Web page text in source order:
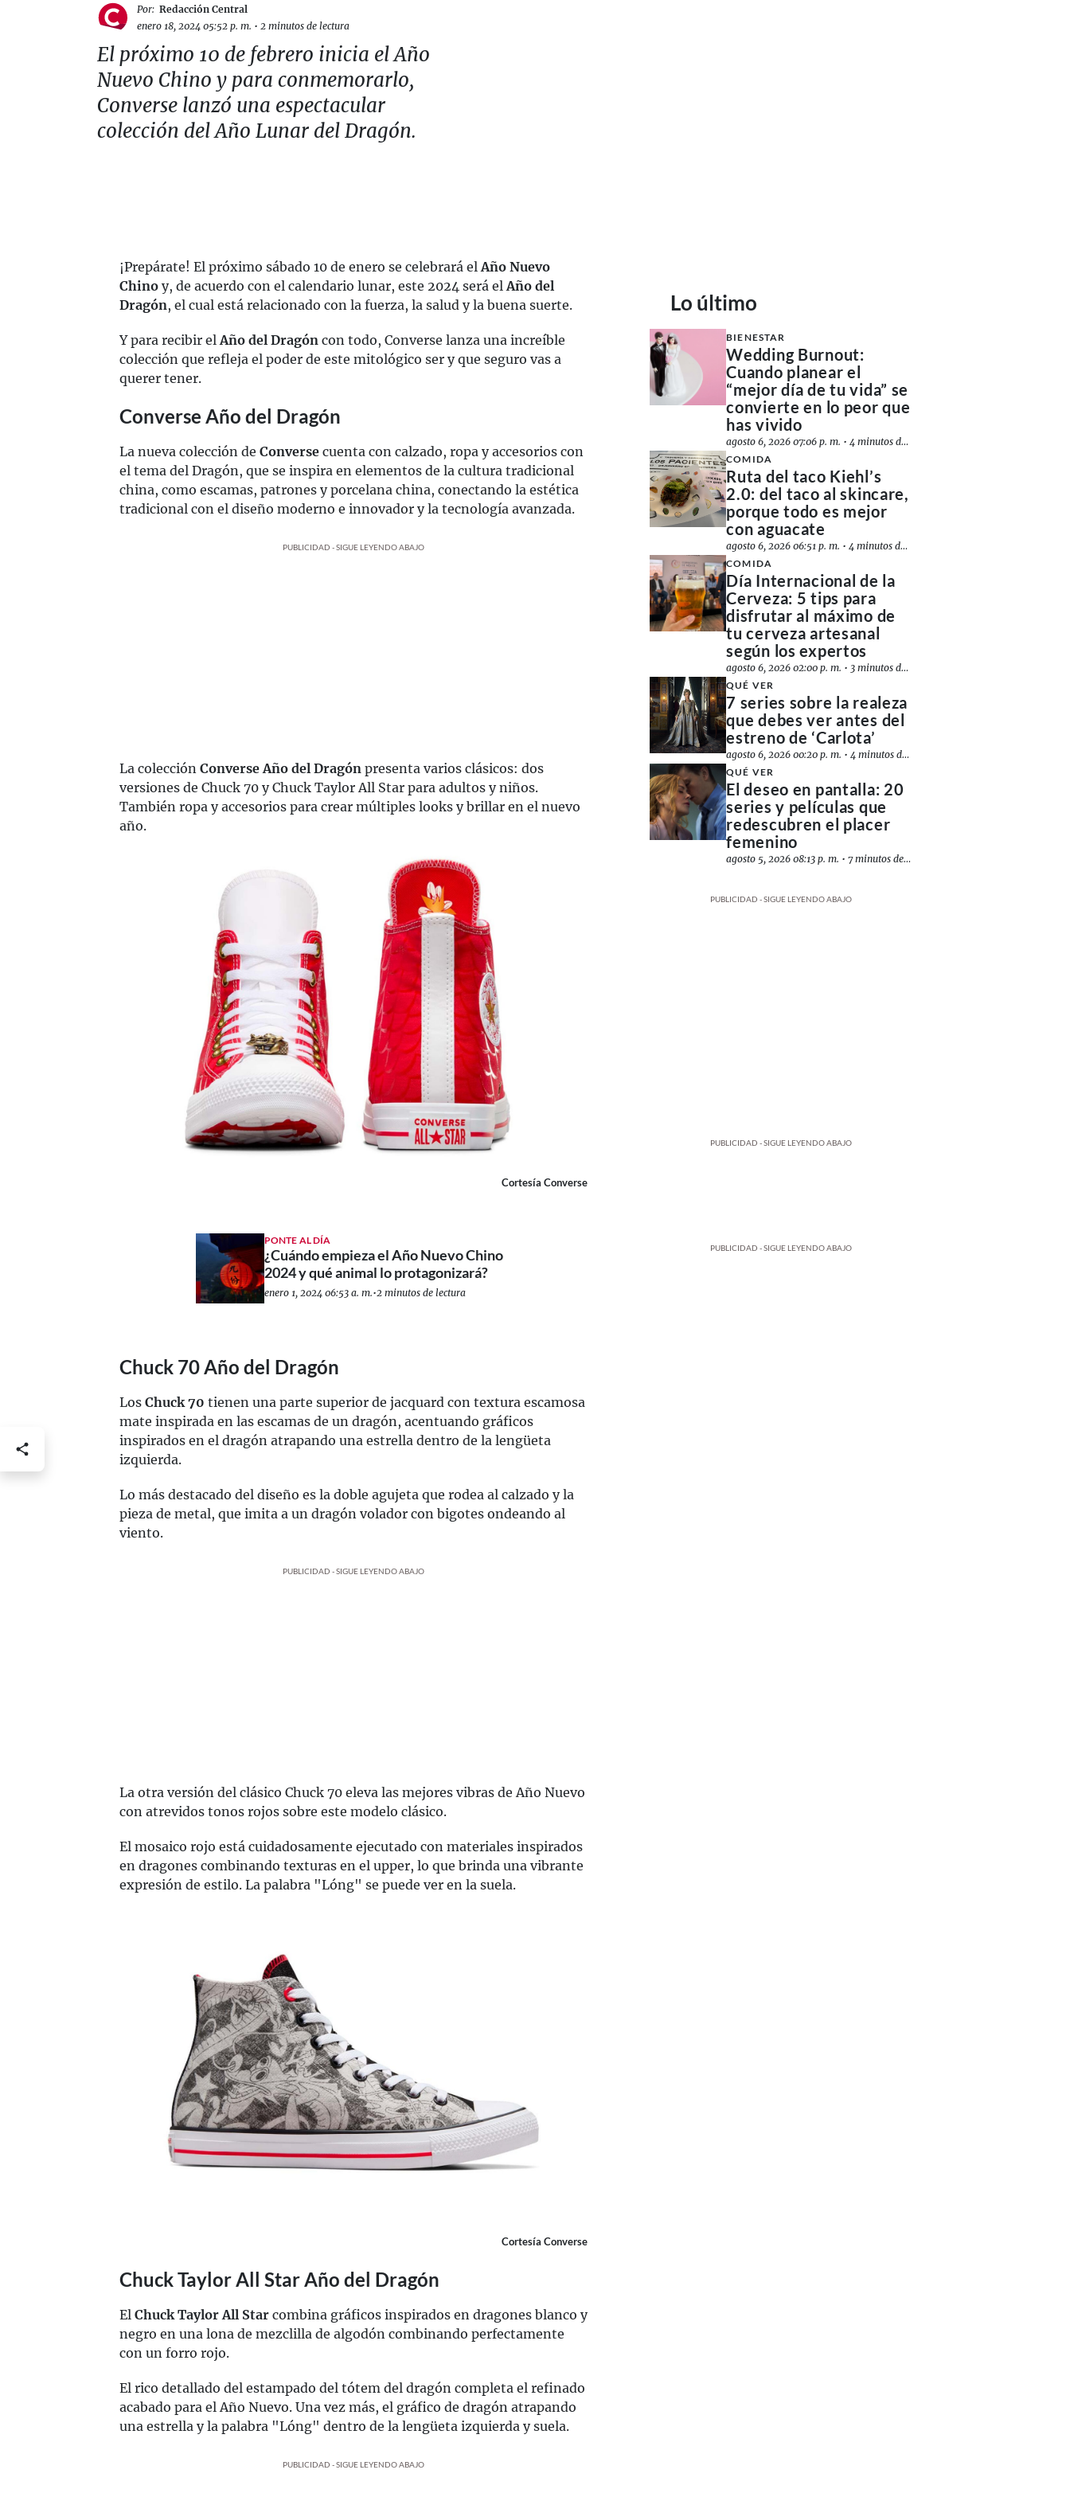
Por: Redacción Central
enero 18, 2024 05:52 p. m. • 2 minutos de lectura
El próximo 10 de febrero inicia el Año
Nuevo Chino y para conmemorarlo,
Converse lanzó una espectacular
colección del Año Lunar del Dragón.
¡Prepárate! El próximo sábado 10 de enero se celebrará elAño Nuevo
Chino y, de acuerdo con el calendario lunar, este 2024 será elAño del
Dragón, el cual está relacionado con la fuerza, la salud y la buena suerte.
Y para recibir elAño del Dragón con todo, Converse lanza una increíble
colección que refleja el poder de este mitológico ser y que seguro vas a
querer tener.
Converse Año del Dragón
La nueva colección de Converse cuenta con calzado, ropa y accesorios con
el tema del Dragón, que se inspira en elementos de la cultura tradicional
china, como escamas, patrones y porcelana china, conectando la estética
tradicional con el diseño moderno e innovador y la tecnología avanzada.
PUBLICIDAD - SIGUE LEYENDO ABAJO
La colección Converse Año del Dragón presenta varios clásicos: dos
versiones de Chuck 70 y Chuck Taylor All Star para adultos y niños.
También ropa y accesorios para crear múltiples looks y brillar en el nuevo
año.
Cortesía Converse
PONTE AL DÍA
¿Cuándo empieza el Año Nuevo Chino
2024 y qué animal lo protagonizará?
enero 1, 2024 06:53 a. m.•2 minutos de lectura
Chuck 70 Año del Dragón
Los Chuck 70 tienen una parte superior de jacquard con textura escamosa
mate inspirada en las escamas de un dragón, acentuando gráficos
inspirados en el dragón atrapando una estrella dentro de la lengüeta
izquierda.
Lo más destacado del diseño es la doble agujeta que rodea al calzado y la
pieza de metal, que imita a un dragón volador con bigotes ondeando al
viento.
PUBLICIDAD - SIGUE LEYENDO ABAJO
La otra versión del clásico Chuck 70 eleva las mejores vibras de Año Nuevo
con atrevidos tonos rojos sobre este modelo clásico.
El mosaico rojo está cuidadosamente ejecutado con materiales inspirados
en dragones combinando texturas en el upper, lo que brinda una vibrante
expresión de estilo. La palabra "Lóng" se puede ver en la suela.
Cortesía Converse
Chuck Taylor All Star Año del Dragón
El Chuck Taylor All Star combina gráficos inspirados en dragones blanco y
negro en una lona de mezclilla de algodón combinando perfectamente
con un forro rojo.
El rico detallado del estampado del tótem del dragón completa el refinado
acabado para el Año Nuevo. Una vez más, el gráfico de dragón atrapando
una estrella y la palabra "Lóng" dentro de la lengüeta izquierda y suela.
PUBLICIDAD - SIGUE LEYENDO ABAJO
Lo último
BIENESTAR
Wedding Burnout:
Cuando planear el
“mejor día de tu vida” se
convierte en lo peor que
has vivido
agosto 6, 2026 07:06 p. m. •4 minutos de lectura
COMIDA
Ruta del taco Kiehl’s
2.0: del taco al skincare,
porque todo es mejor
con aguacate
agosto 6, 2026 06:51 p. m. •4 minutos de lectura
COMIDA
Día Internacional de la
Cerveza: 5 tips para
disfrutar al máximo de
tu cerveza artesanal
según los expertos
agosto 6, 2026 02:00 p. m. • 3 minutos de lectura
QUÉ VER
7 series sobre la realeza
que debes ver antes del
estreno de ‘Carlota’
agosto 6, 2026 00:20 p. m. •4 minutos de lectura
QUÉ VER
El deseo en pantalla: 20
series y películas que
redescubren el placer
femenino
agosto 5, 2026 08:13 p. m. •7 minutos de lectura
PUBLICIDAD - SIGUE LEYENDO ABAJO
PUBLICIDAD - SIGUE LEYENDO ABAJO
PUBLICIDAD - SIGUE LEYENDO ABAJO